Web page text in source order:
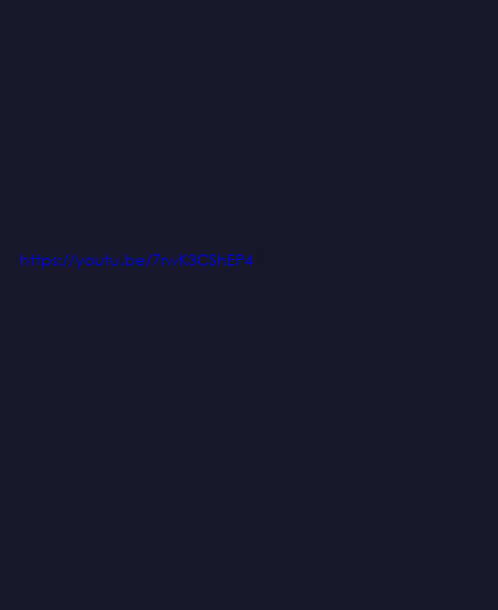
https://youtu.be/7rwK3CShEP4